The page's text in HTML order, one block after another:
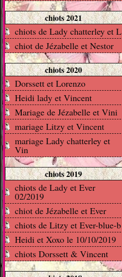
chiots 2021
chiots de Lady chatterley et L
chiot de Jézabelle et Nestor
chiots 2020
Dorssett et Lorenzo
Heidi lady et Vincent
Mariage de Jézabelle et Vini
mariage Litzy et Vincent
mariage Lady chatterley et
Vin
chiots 2019
chiots de Lady et Ever
02/2019
chiot de Jézabelle et Ever
chiots de Litzy et Ever-blue-b
Heidi et Xoxo le 10/10/2019
chiots Dorssett & Vincent